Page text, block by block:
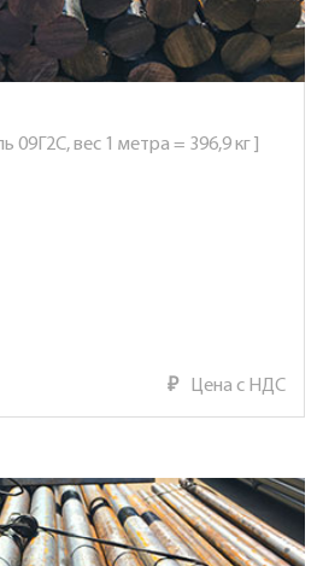
09Г2С, вес 1 метра = 396,9 кг ]
₽ Цена с НДС